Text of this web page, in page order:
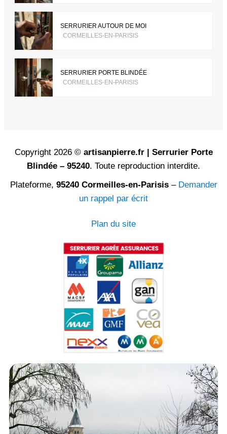
SERRURIER AUTOUR DE MOI
CORMEILLES-EN-PARISIS
SERRURIER PORTE BLINDÉE
CORMEILLES-EN-PARISIS
Copyright 2026 © artisanpierre.fr | Serrurier Porte
Blindée – 95240. Toute reproduction interdite.
Plateforme, 95240 Cormeilles-en-Parisis– Demander
un rappel par écrit
Plan du site